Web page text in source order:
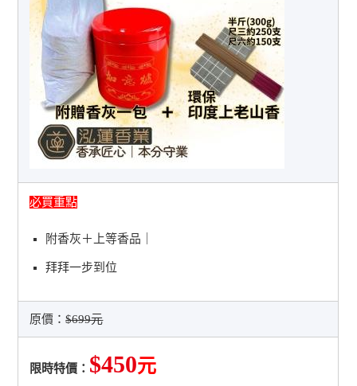
必買重點
附香灰＋上等香品｜
拜拜一步到位
原價：$699元
限時特價： $450元